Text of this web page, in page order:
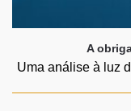
A
Uma análise à luz